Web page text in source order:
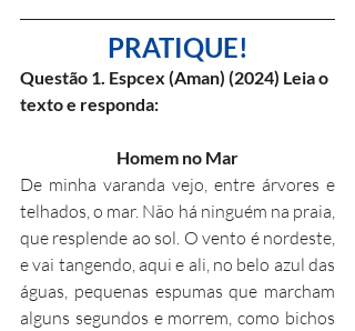
PRATIQUE!
Questão 1. Espcex (Aman) (2024) Leia o
texto e responda:
Homem no Mar
De minha varanda vejo, entre árvores e
telhados, o mar. Não há ninguém na praia,
que resplende ao sol. O vento é nordeste,
e vai tangendo, aqui e ali, no belo azul das
águas, pequenas espumas que marcham
alguns segundos e morrem, como bichos